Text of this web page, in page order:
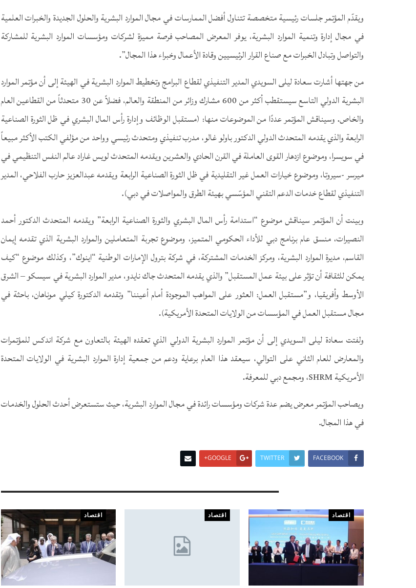
ويقدّم المؤتمر جلسات رئيسية متخصصة تتناول أفضل الممارسات في مجال الموارد البشرية والحلول الجديدة والخبرات العلمية
في مجال إدارة وتنمية الموارد البشرية، يوفر المعرض المصاحب فرصة مميزة لشركات ومؤسسات الموارد البشرية للمشاركة
والتواصل وتبادل الخبرات مع صناع القرار الرئيسيين وقادة الأعمال وخبراء هذا المجال”.
من جهتها أشارت سعادة ليلى السويدي المدير التنفيذي لقطاع البرامج وتخطيط الموارد البشرية في الهيئة إلى أن مؤتمر الموارد
البشرية الدولي التاسع سيستقطب أكثر من 600 مشارك وزائر من المنطقة والعالم، فضلاً عن 30 متحدثاً من القطاعين العام
والخاص. وسيناقش المؤتمر عددًا من الموضوعات منها: (مستقبل الوظائف وإدارة رأس المال البشري في ظل الثورة الصناعية
الرابعة والذي يقدمه المتحدث الدولي الدكتور باولو غالو، مدرب تنفيذي ومتحدث رئيسي وواحد من مؤلفي الكتب الأكثر مبيعاً
في سويسرا، وموضوع ازدهار القوى العاملة في القرن الحادي والعشرين ويقدمه المتحدث لويس غاراد عالم النفس التنظيمي في
ميرسر -سيروتا، وموضوع خيارات العمل غير التقليدية في ظل الثورة الصناعية الرابعة ويقدمه عبدالعزيز حارب الفلاحي، المدير
التنفيذي لقطاع خدمات الدعم التقني المؤسّسي بهيئة الطرق والمواصلات في دبي).
وبينت أن المؤتمر سيناقش موضوع “استدامة رأس المال البشري والثورة الصناعية الرابعة” ويقدمه المتحدث الدكتور أحمد
النصيرات، منسق عام برنامج دبي للأداء الحكومي المتميز، وموضوع تجربة المتعاملين والموارد البشرية الذي تقدمه إيمان
القاسم، مديرة الموارد البشرية، ومركز الخدمات المشتركة، في شركة بترول الإمارات الوطنية “اينوك”، وكذلك موضوع “كيف
يمكن للثقافة أن تؤثر على بيئة عمل المستقبل” والذي يقدمه المتحدث جاك نايدو، مدير الموارد البشرية في سيسكو – الشرق
الأوسط وأفريقيا، و”مستقبل العمل: العثور على المواهب الموجودة أمام أعيننا” وتقدمه الدكتورة كيلي موناهان، باحثة في
مجال مستقبل العمل في المؤسسات من الولايات المتحدة الأمريكية).
ولفتت سعادة ليلى السويدي إلى أن مؤتمر الموارد البشرية الدولي الذي تعقده الهيئة بالتعاون مع شركة اندكس للمؤتمرات
والمعارض للعام الثاني على التوالي، سيعقد هذا العام برعاية ودعم من جمعية إدارة الموارد البشرية في الولايات المتحدة
الأمريكية SHRM، ومجمع دبي للمعرفة.
ويصاحب المؤتمر معرض يضم عدة شركات ومؤسسات رائدة في مجال الموارد البشرية، حيث ستستعرض أحدث الحلول والخدمات
في هذا المجال.
FACEBOOK
TWITTER
GOOGLE+
اقتصاد اقتصاد اقتصاد